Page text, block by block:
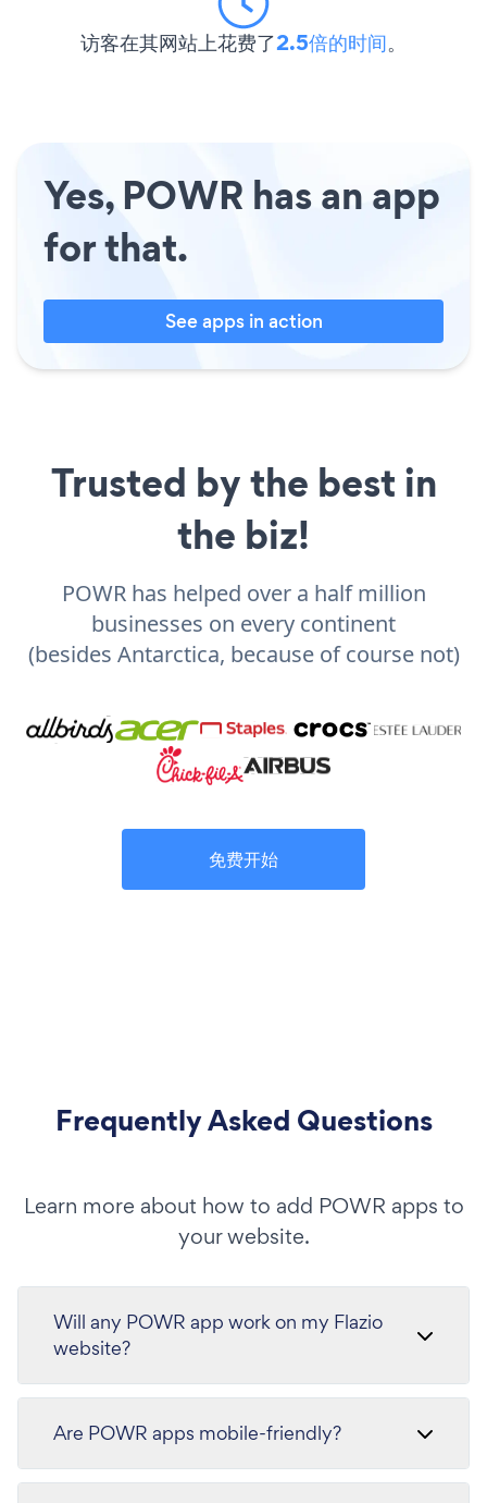
访客在其网站上花费了2.5倍的时间。
Yes, POWR has an app
for that.
See apps in action
Trusted by the best in
the biz!
POWR has helped over a half million
businesses on every continent
(besides Antarctica, because of course not)
免费开始
Frequently Asked Questions
Learn more about how to add POWR apps to
your website.
Will any POWR app work on my Flazio
website?
Are POWR apps mobile-friendly?